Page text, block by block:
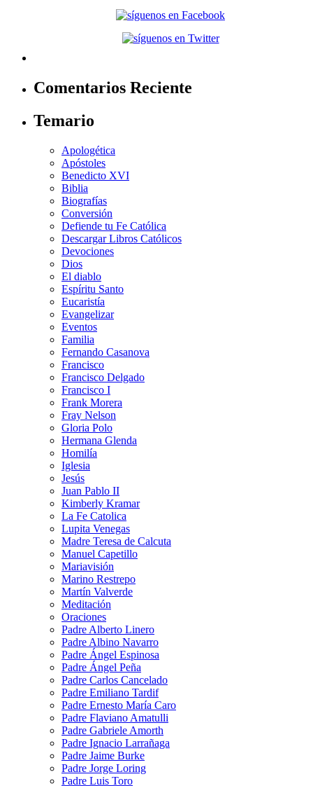
Comentarios Reciente
Temario
Apologética
Apóstoles
Benedicto XVI
Biblia
Biografías
Conversión
Defiende tu Fe Católica
Descargar Libros Católicos
Devociones
Dios
El diablo
Espíritu Santo
Eucaristía
Evangelizar
Eventos
Familia
Fernando Casanova
Francisco
Francisco Delgado
Francisco I
Frank Morera
Fray Nelson
Gloria Polo
Hermana Glenda
Homilía
Iglesia
Jesús
Juan Pablo II
Kimberly Kramar
La Fe Catolica
Lupita Venegas
Madre Teresa de Calcuta
Manuel Capetillo
Mariavisión
Marino Restrepo
Martín Valverde
Meditación
Oraciones
Padre Alberto Linero
Padre Albino Navarro
Padre Ángel Espinosa
Padre Ángel Peña
Padre Carlos Cancelado
Padre Emiliano Tardif
Padre Ernesto María Caro
Padre Flaviano Amatulli
Padre Gabriele Amorth
Padre Ignacio Larrañaga
Padre Jaime Burke
Padre Jorge Loring
Padre Luis Toro